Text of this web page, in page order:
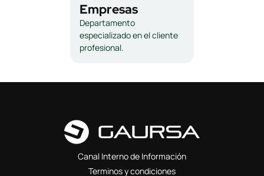
Empresas
Departamento
especializado en el cliente
profesional.
Canal Interno de Información
Terminos y condiciones